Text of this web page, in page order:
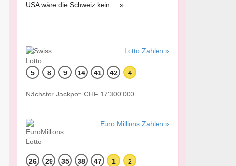
USA wäre die Schweiz kein ... »
Lotto Zahlen »
5 8 9 14 41 42 4
Nächster Jackpot: CHF 17'300'000
Euro Millions Zahlen »
26 29 35 38 47 1 2